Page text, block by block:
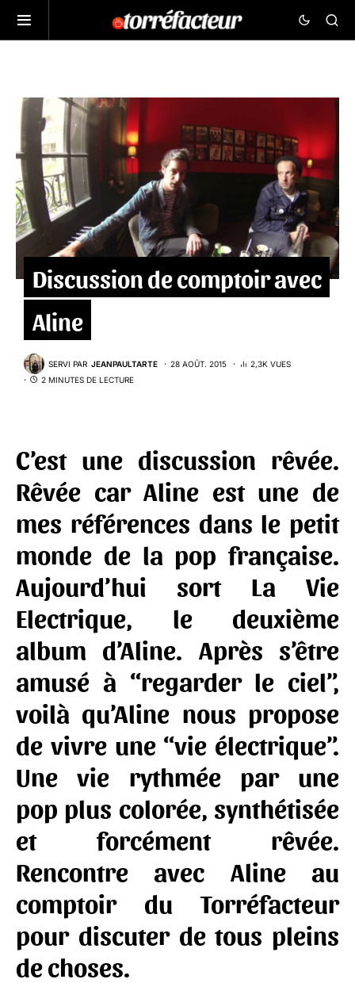
Discussion de comptoir avec
Aline
SERVI PAR JEANPAULTARTE 28 AOÛT. 2015
2,3K VUES
2 MINUTES DE LECTURE
C’est une discussion rêvée.
Rêvée car Aline est une de
mes références dans le petit
monde de la pop française.
Aujourd’hui sort La Vie
Electrique, le deuxième
album d’Aline. Après s’être
amusé à “regarder le ciel”,
voilà qu’Aline nous propose
de vivre une “vie électrique”.
Une vie rythmée par une
pop plus colorée, synthétisée
et forcément rêvée.
Rencontre avec Aline au
comptoir du Torréfacteur
pour discuter de tous pleins
de choses.